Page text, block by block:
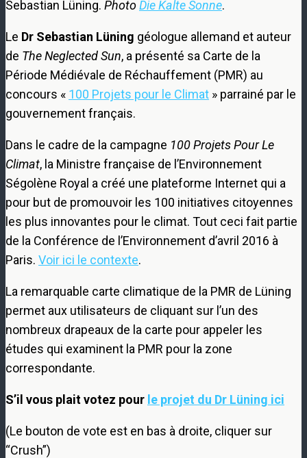
Sebastian Lüning. PhotoDie Kalte Sonne.
Le Dr Sebastian Lüning géologue allemand et auteur
de The Neglected Sun, a présenté sa Carte de la
Période Médiévale de Réchauffement (PMR) au
concours « 100 Projets pour le Climat » parrainé par le
gouvernement français.
Dans le cadre de la campagne 100 Projets Pour Le
Climat, la Ministre française de l’Environnement
Ségolène Royal a créé une plateforme Internet qui a
pour but de promouvoir les 100 initiatives citoyennes
les plus innovantes pour le climat. Tout ceci fait partie
de la Conférence de l’Environnement d’avril 2016 à
Paris. Voir ici le contexte.
La remarquable carte climatique de la PMR de Lüning
permet aux utilisateurs de cliquant sur l’un des
nombreux drapeaux de la carte pour appeler les
études qui examinent la PMR pour la zone
correspondante.
S’il vous plait votez pour le projet du Dr Lüning ici
(Le bouton de vote est en bas à droite, cliquer sur
“Crush”)